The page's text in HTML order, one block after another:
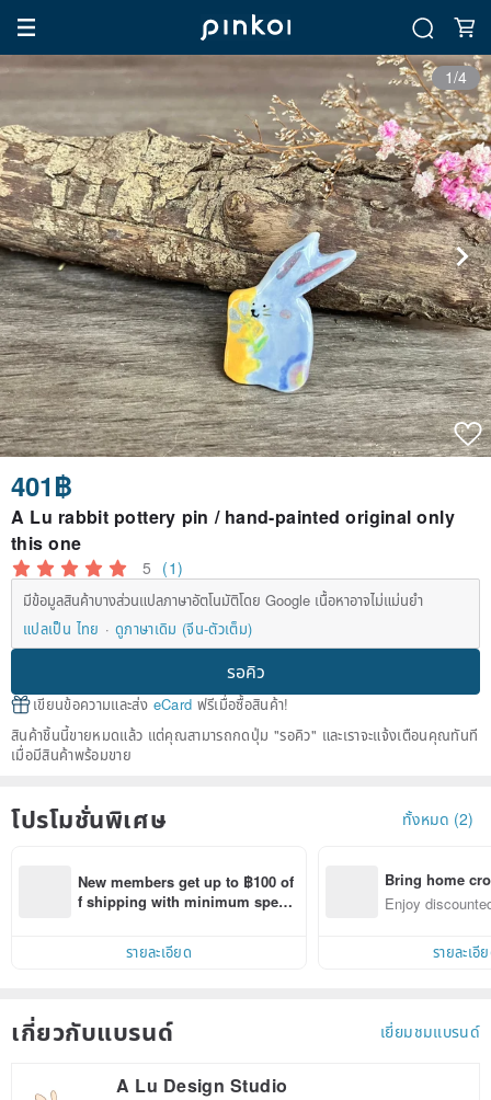
1/4
401฿
A Lu rabbit pottery pin / hand-painted original only
this one
5 (1)
มีข้อมูลสินค้าบางส่วนแปลภาษาอัตโนมัติโดย Google เนื้อหาอาจไม่แม่นยำ
แปลเป็น ไทย
ดูภาษาเดิม (จีน-ตัวเต็ม)
รอคิว
เขียนข้อความและส่ง eCard ฟรีเมื่อซื้อสินค้า!
สินค้าชิ้นนี้ขายหมดแล้ว แต่คุณสามารถกดปุ่ม "รอคิว" และเราจะแจ้งเตือนคุณทันที
เมื่อมีสินค้าพร้อมขาย
โปรโมชั่นพิเศษ ทั้งหมด (2)
New members get up to ฿100 of
f shipping with minimum spen
within 7 days!
รายละเอียด
Bring home
n with ease
Enjoy
รายละเอี
เกี่ยวกับแบรนด์ เยี่ยมชมแบรนด์
A Lu Design Studio